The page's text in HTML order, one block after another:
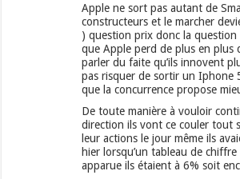
Apple ne sort pas autant de
constructeurs et le marcher
) question prix donc la question
que Apple perd de plus en plus
parler du faite qu’ils innovent
pas risquer de sortir un Iphone
que la concurrence propose
De toute manière à vouloir
direction ils vont ce couler tout
leur actions le jour même ils
hier lorsqu’un tableau de
apparue ils étaient à 6% soit